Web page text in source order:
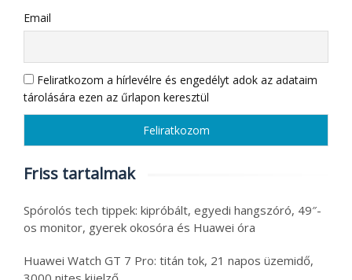
Email
Feliratkozom a hírlevélre és engedélyt adok az adataim
tárolására ezen az űrlapon keresztül
Friss tartalmak
Spórolós tech tippek: kipróbált, egyedi hangszóró, 49″-
os monitor, gyerek okosóra és Huawei óra
Huawei Watch GT 7 Pro: titán tok, 21 napos üzemidő,